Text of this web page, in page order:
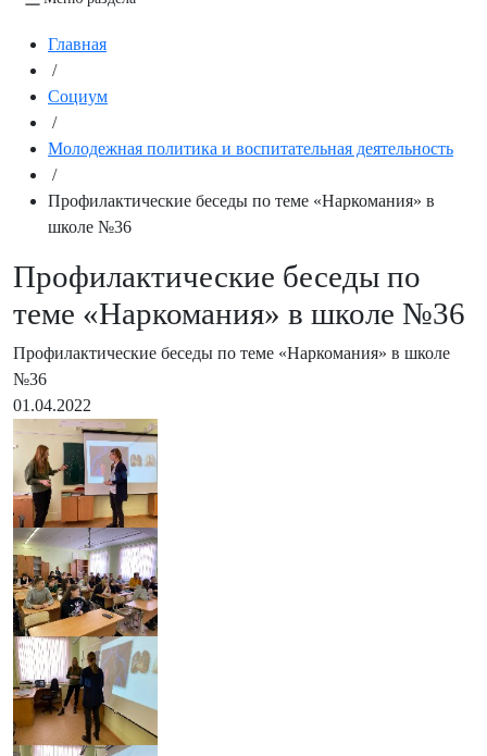
Главная
/
Социум
/
Молодежная политика и воспитательная деятельность
/
Профилактические беседы по теме «Наркомания» в
школе №36
Профилактические беседы по
теме «Наркомания» в школе №36
Профилактические беседы по теме «Наркомания» в школе
№36
01.04.2022